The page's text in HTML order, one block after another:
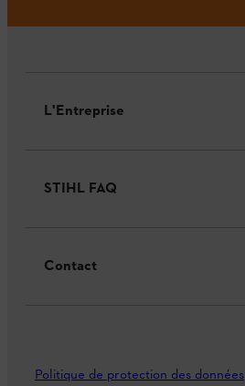
L'Entreprise
STIHL FAQ
Contact
Politique de protection des données